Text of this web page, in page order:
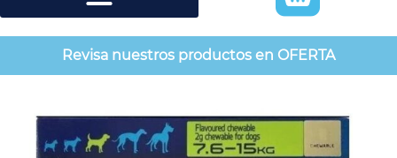
Revisa nuestros productos en OFERTA